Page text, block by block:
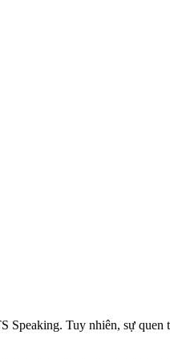
Tuy nhiên, sự